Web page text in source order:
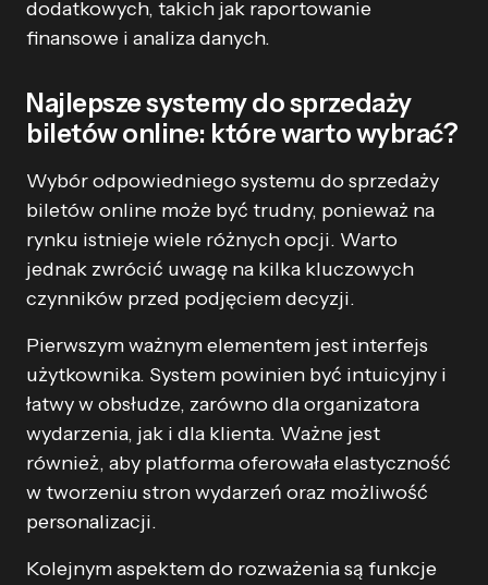
dodatkowych, takich jak raportowanie
finansowe i analiza danych.
Najlepsze systemy do sprzedaży
biletów online: które warto wybrać?
Wybór odpowiedniego systemu do sprzedaży
biletów online może być trudny, ponieważ na
rynku istnieje wiele różnych opcji. Warto
jednak zwrócić uwagę na kilka kluczowych
czynników przed podjęciem decyzji.
Pierwszym ważnym elementem jest interfejs
użytkownika. System powinien być intuicyjny i
łatwy w obsłudze, zarówno dla organizatora
wydarzenia, jak i dla klienta. Ważne jest
również, aby platforma oferowała elastyczność
w tworzeniu stron wydarzeń oraz możliwość
personalizacji.
Kolejnym aspektem do rozważenia są funkcje